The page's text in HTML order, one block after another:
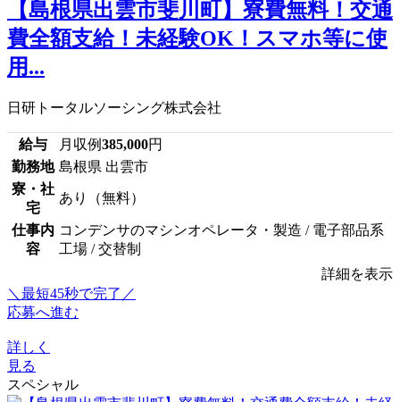
【島根県出雲市斐川町】寮費無料！交通
費全額支給！未経験OK！スマホ等に使
用...
日研トータルソーシング株式会社
給与 月収例385,000円
勤務地 島根県 出雲市
寮・社
宅
あり（無料）
仕事内
容
コンデンサのマシンオペレータ・製造 / 電子部品系
工場 / 交替制
詳細を表示
＼最短45秒で完了／
応募へ進む
詳しく
見る
スペシャル